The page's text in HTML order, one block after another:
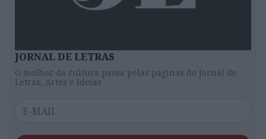
JORNAL DE LETRAS
O melhor da cultura passa pelas páginas do Jornal de
Letras, Artes e Ideias